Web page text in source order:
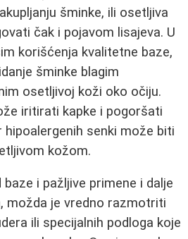
šminke, ili osetljiva
čak i pojavom lisajeva. U
korišćenja kvalitetne baze,
šminke blagim
osetljivoj koži oko očiju.
iritirati kapke i pogoršati
senki može biti
kožom.
i pažljive primene i dalje
možda je vredno razmotriti
ili specijalnih podloga koje